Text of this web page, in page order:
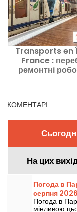
Transports en
France :
ремонтні
КОМЕНТАРІ
На цих
Погода в
серпня
Погода в
мінливою